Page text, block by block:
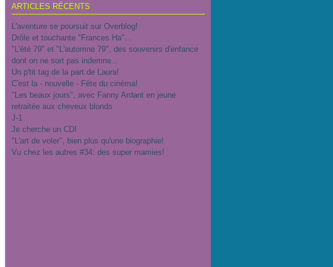
ARTICLES RÉCENTS
L'aventure se poursuit sur Overblog!
Drôle et touchante "Frances Ha"...
"L'été 79" et "L'automne 79", des souvenirs d'enfance
dont on ne sort pas indemne...
Un p'tit tag de la part de Laura!
C'est la - nouvelle - Fête du cinéma!
"Les beaux jours", avec Fanny Ardant en jeune
retraitée aux cheveux blonds
J-1
Je cherche un CDI
"L'art de voler", bien plus qu'une biographie!
Vu chez les autres #34: des super mamies!